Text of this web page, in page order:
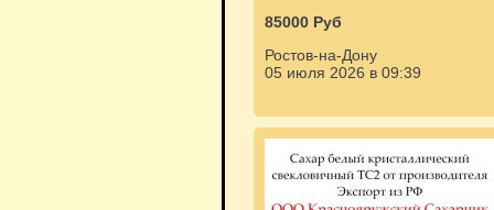
85000 Руб
Ростов-на-Дону
05 июля 2026 в 09:39